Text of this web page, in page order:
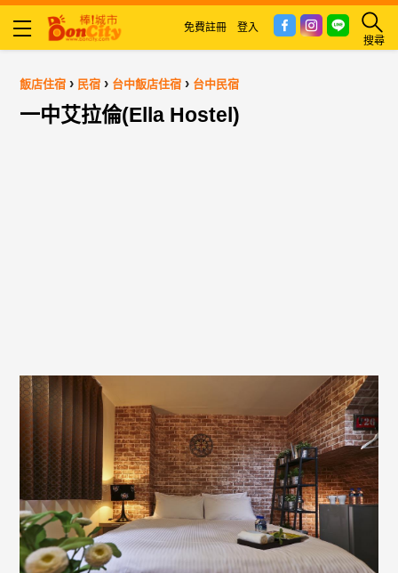
搜尋
免費註冊 登入
飯店住宿 › 民宿 › 台中飯店住宿 › 台中民宿
一中艾拉倫(Ella Hostel)